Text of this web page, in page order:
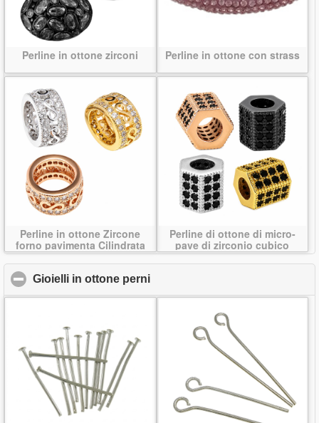
Perline in ottone zirconi Perline in ottone con strass
Perline in ottone Zircone
forno pavimenta Cilindrata
Perline di ottone di micro-
pave di zirconio cubico
Gioielli in ottone perni